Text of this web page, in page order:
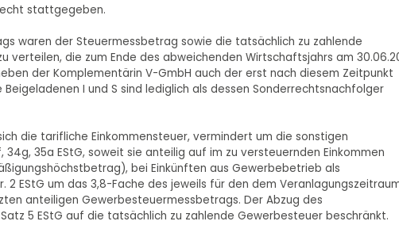
stattgegeben.
waren der Steuermessbetrag sowie die tatsächlich zu zahlende
die zum Ende des abweichenden Wirtschaftsjahrs am
der Komplementärin V-GmbH auch der erst nach diesem Zeitpunkt
I und S sind lediglich als dessen Sonderrechtsnachfolger
die tarifliche Einkommensteuer, vermindert um die sonstigen
35a EStG, soweit sie anteilig auf im zu versteuernden Einkommen
bei Einkünften aus Gewerbebetrieb als
2 EStG um das 3,8-Fache des jeweils für den dem
anteiligen Gewerbesteuermessbetrags. Der Abzug des
5 EStG auf die tatsächlich zu zahlende Gewerbesteuer beschränkt.